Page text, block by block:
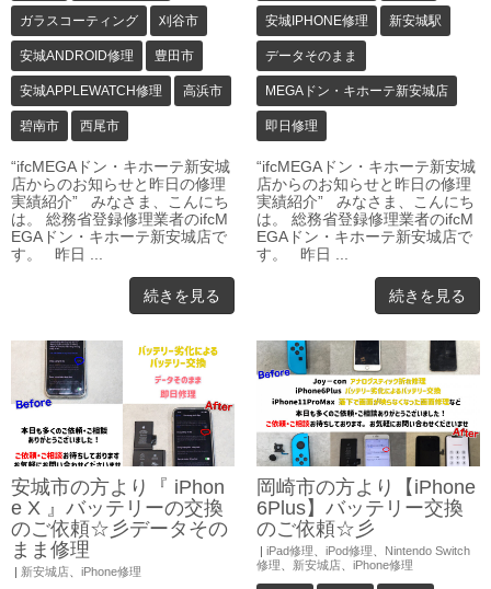
ガラスコーティング 刈谷市
安城ANDROID修理 豊田市
安城APPLEWATCH修理 高浜市
碧南市 西尾市
“ifcMEGAドン・キホーテ新安城
店からのお知らせと昨日の修理
実績紹介” みなさま、こんにち
は。 総務省登録修理業者のifcM
EGAドン・キホーテ新安城店で
す。 昨日 ...
続きを見る
安城IPHONE修理 新安城駅
データそのまま
MEGAドン・キホーテ新安城店
即日修理
“ifcMEGAドン・キホーテ新安城
店からのお知らせと昨日の修理
実績紹介” みなさま、こんにち
は。 総務省登録修理業者のifcM
EGAドン・キホーテ新安城店で
す。 昨日 ...
続きを見る
安城市の方より『 iPhon
e X 』バッテリーの交換
のご依頼☆彡データその
まま修理
| 新安城店 iPhone修理
岡崎市の方より【iPhone
6Plus】バッテリー交換
のご依頼☆彡
| iPad修理 iPod修理
Nintendo Switch
修理
新安城店 iPhone修理